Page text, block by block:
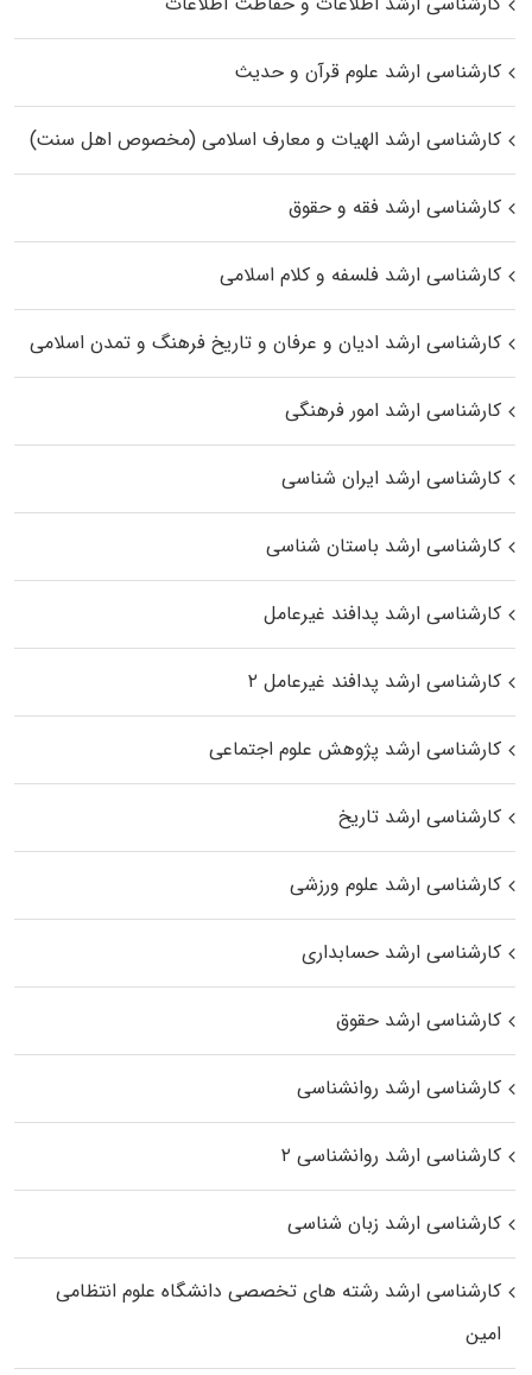
کارشناسی ارشد علوم قرآن و حدیث
کارشناسی ارشد الهیات و معارف اسلامی (مخصوص اهل سنت)
کارشناسی ارشد فقه و حقوق
کارشناسی ارشد فلسفه و کلام اسلامی
کارشناسی ارشد ادیان و عرفان و تاریخ فرهنگ و تمدن اسلامی
کارشناسی ارشد امور فرهنگی
کارشناسی ارشد ایران شناسی
کارشناسی ارشد باستان شناسی
کارشناسی ارشد پدافند غیرعامل
کارشناسی ارشد پدافند غیرعامل ۲
کارشناسی ارشد پژوهش علوم اجتماعی
کارشناسی ارشد تاریخ
کارشناسی ارشد علوم ورزشی
کارشناسی ارشد حسابداری
کارشناسی ارشد حقوق
کارشناسی ارشد روانشناسی
کارشناسی ارشد روانشناسی ۲
کارشناسی ارشد زبان شناسی
کارشناسی ارشد رﺷﺘﻪ ﻫﺎی تخصصی داﻧﺸﮕﺎه ﻋﻠﻮم انتظامی
اﻣﻴﻦ